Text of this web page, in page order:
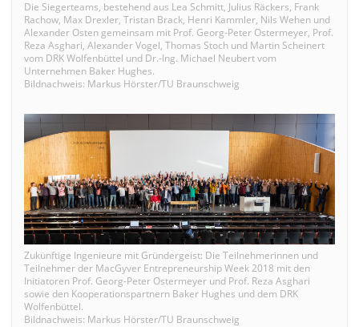
Die Siegerteams, bestehend aus Lea Schmitt, Julius Räckers, Frank
Rachow, Max Drexler, Tristan Brack, Henri Kammler, Nils Wehen und
Alexander Osten gemeinsam mit Prof. Georg-Peter Ostermeyer, Prof.
Reza Asghari, Alexander Vogel, Thomas Stoch und Martin Scheinert
vom DRK Wolfenbüttel und Dr.-Ing. Michael Neubert vom
Unternehmen Baker Hughes.
Bildnachweis: Markus Hörster/TU Braunschweig
Zukünftige Ingenieure mit Gründergeist: Die Teilnehmerinnen und
Teilnehmer der MacGyver Entrepreneurship Week 2018 mit den
Initiatoren Prof. Georg-Peter Ostermeyer und Prof. Reza Asghari
sowie den Kooperationspartnern Baker Hughes und dem DRK
Wolfenbüttel.
Bildnachweis: Markus Hörster/TU Braunschweig